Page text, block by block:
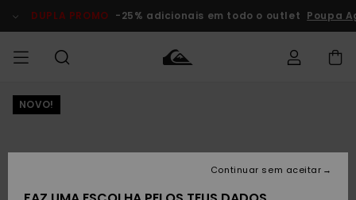
do
DUPLA PROMO -25% adicionais em todo o outlet Poupa
HOMEM
MENINO
MULHER
chegados
Crianças
Artigos
Criança
NOVO!
Continuar sem aceitar